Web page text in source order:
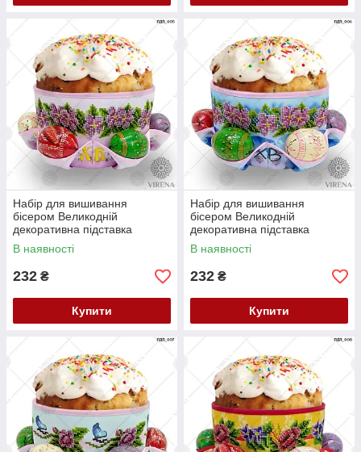
Набір для вишивання
бісером Великодній
декоративна підставка
ПДП-005
В наявності
232 ₴
Купити
Набір для вишивання
бісером Великодній
декоративна підставка
ПДП-006
В наявності
232 ₴
Купити